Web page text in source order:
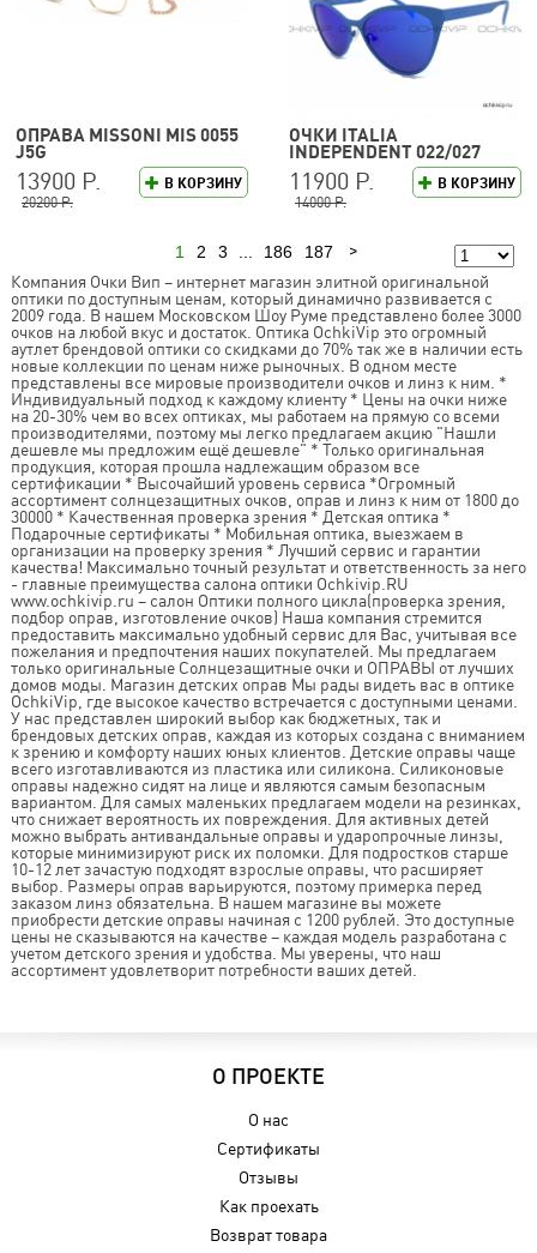
ОПРАВА MISSONI MIS 0055
J5G
В КОРЗИНУ
13900 Р.
20200 Р.
ОЧКИ ITALIA
INDEPENDENT 022/027
В КОРЗИНУ
11900 Р.
14000 Р.
1 2 3 186 187
Компания Очки Вип – интернет магазин элитной оригинальной
оптики по доступным ценам, который динамично развивается с
2009 года. В нашем Московском Шоу Руме представлено более 3000
очков на любой вкус и достаток. Оптика OchkiVip это огромный
аутлет брендовой оптики со скидками до 70% так же в наличии есть
новые коллекции по ценам ниже рыночных. В одном месте
представлены все мировые производители очков и линз к ним. *
Индивидуальный подход к каждому клиенту * Цены на очки ниже
на 20-30% чем во всех оптиках, мы работаем на прямую со всеми
производителями, поэтому мы легко предлагаем акцию "Нашли
дешевле мы предложим ещё дешевле" * Только оригинальная
продукция, которая прошла надлежащим образом все
сертификации * Высочайший уровень сервиса *Огромный
ассортимент солнцезащитных очков, оправ и линз к ним от 1800 до
30000 * Качественная проверка зрения * Детская оптика *
Подарочные сертификаты * Мобильная оптика, выезжаем в
организации на проверку зрения * Лучший сервис и гарантии
качества! Максимально точный результат и ответственность за него
- главные преимущества салона оптики Ochkivip.RU
www.ochkivip.ru – салон Оптики полного цикла(проверка зрения,
подбор оправ, изготовление очков) Наша компания стремится
предоставить максимально удобный сервис для Вас, учитывая все
пожелания и предпочтения наших покупателей. Мы предлагаем
только оригинальные Солнцезащитные очки и ОПРАВЫ от лучших
домов моды. Магазин детских оправ Мы рады видеть вас в оптике
OchkiVip, где высокое качество встречается с доступными ценами.
У нас представлен широкий выбор как бюджетных, так и
брендовых детских оправ, каждая из которых создана с вниманием
к зрению и комфорту наших юных клиентов. Детские оправы чаще
всего изготавливаются из пластика или силикона. Силиконовые
оправы надежно сидят на лице и являются самым безопасным
вариантом. Для самых маленьких предлагаем модели на резинках,
что снижает вероятность их повреждения. Для активных детей
можно выбрать антивандальные оправы и ударопрочные линзы,
которые минимизируют риск их поломки. Для подростков старше
10-12 лет зачастую подходят взрослые оправы, что расширяет
выбор. Размеры оправ варьируются, поэтому примерка перед
заказом линз обязательна. В нашем магазине вы можете
приобрести детские оправы начиная с 1200 рублей. Это доступные
цены не сказываются на качестве – каждая модель разработана с
учетом детского зрения и удобства. Мы уверены, что наш
ассортимент удовлетворит потребности ваших детей.
О ПРОЕКТЕ
О нас
Сертификаты
Отзывы
Как проехать
Возврат товара